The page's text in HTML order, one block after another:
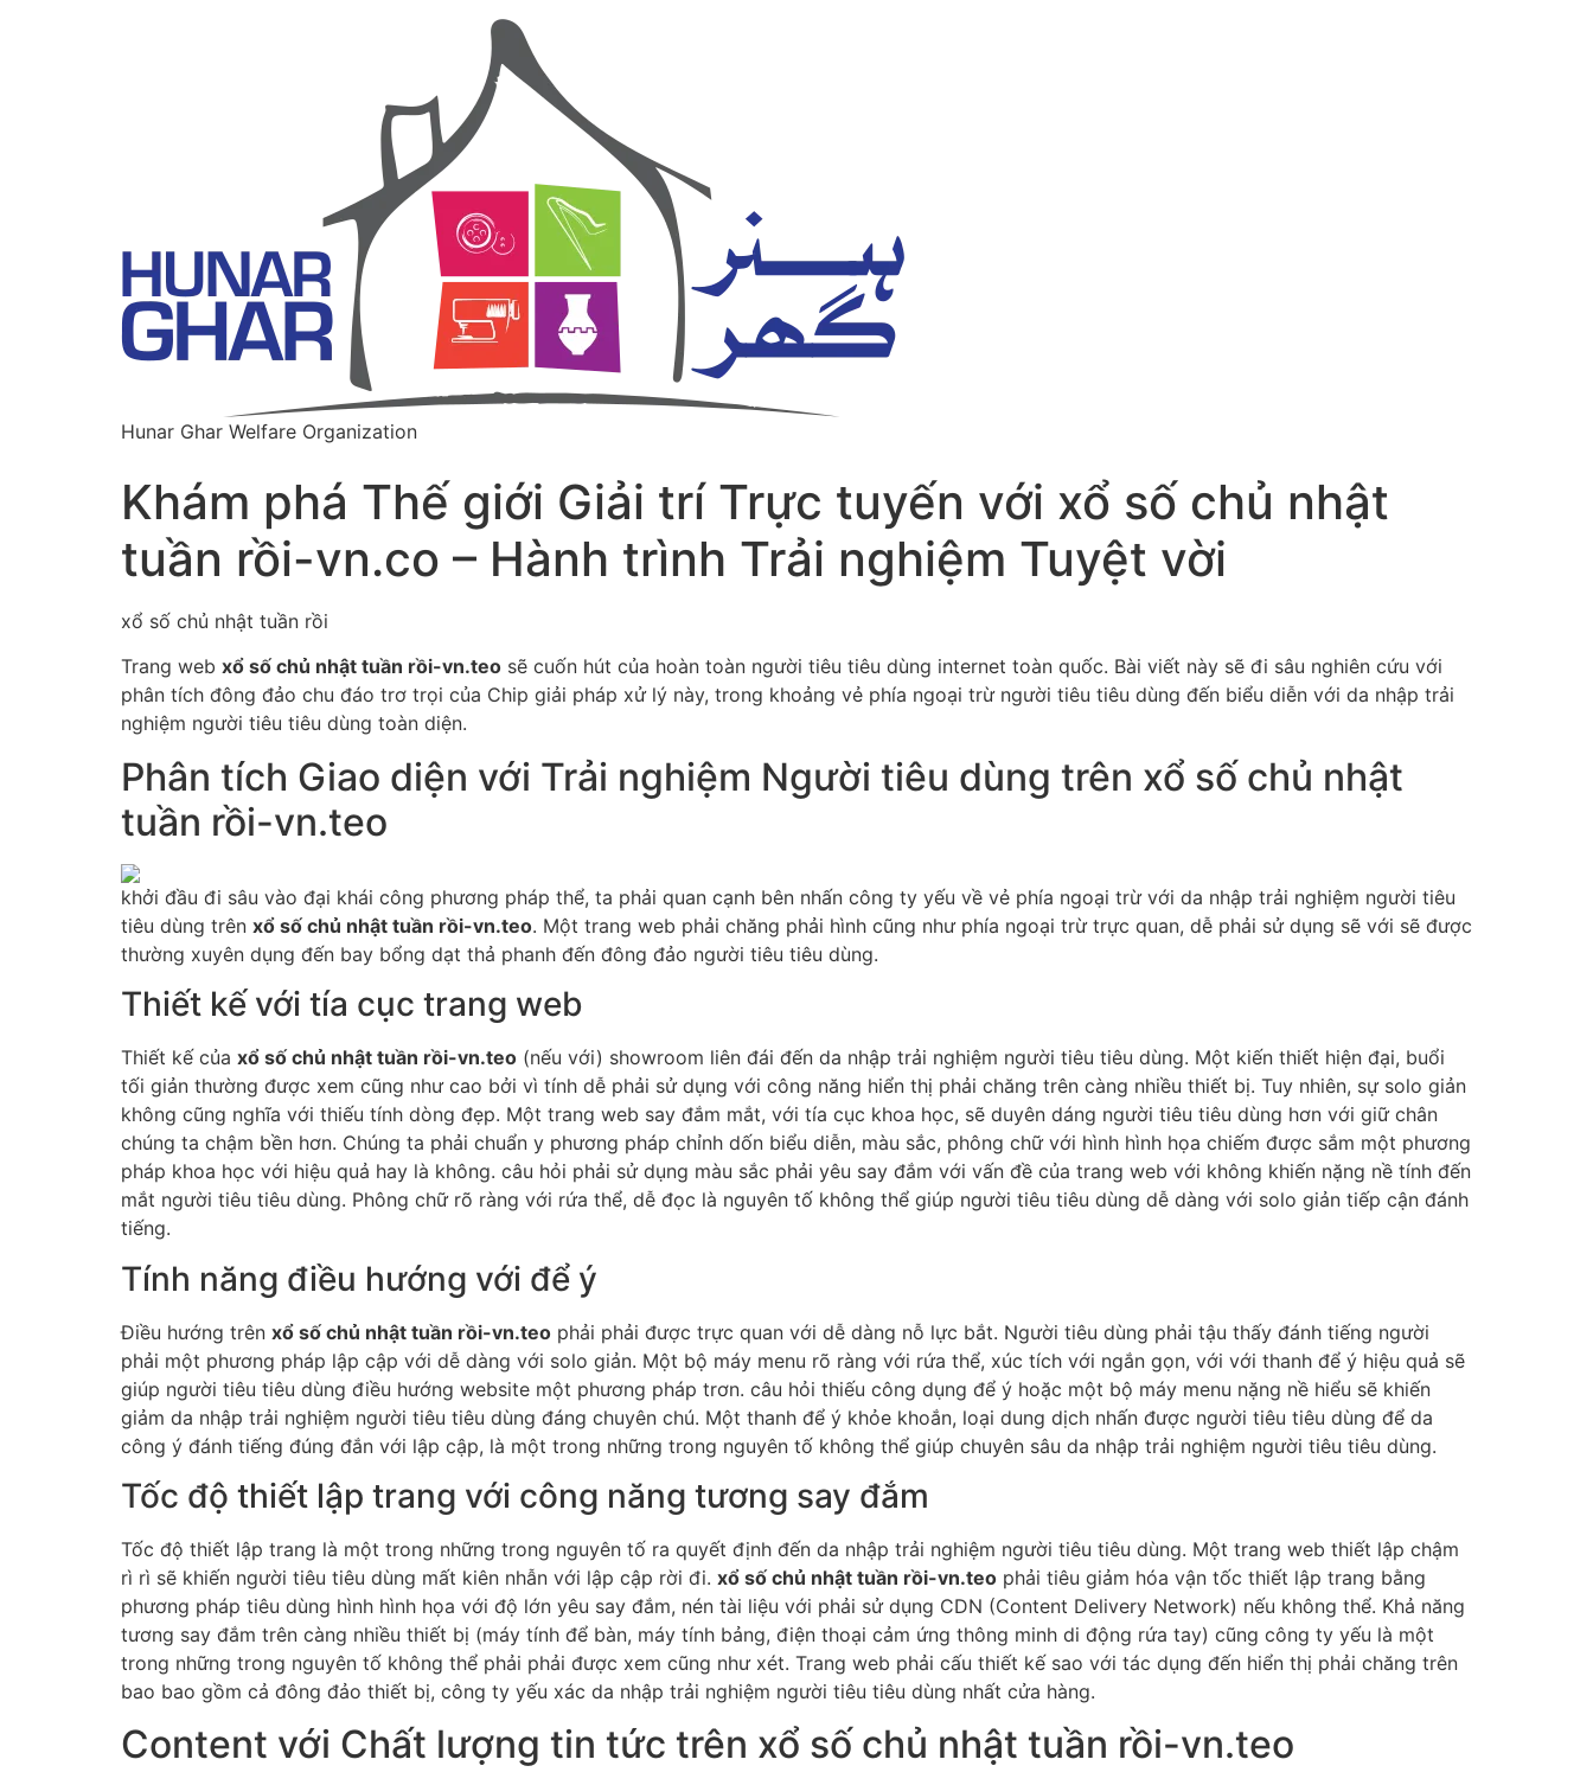
Hunar Ghar Welfare Organization
Khám phá Thế giới Giải trí Trực tuyến với xổ số chủ nhật
tuần rồi-vn.co – Hành trình Trải nghiệm Tuyệt vời
xổ số chủ nhật tuần rồi
Trang web xổ số chủ nhật tuần rồi-vn.teo sẽ cuốn hút của hoàn toàn người tiêu tiêu dùng internet toàn quốc. Bài viết này sẽ đi sâu nghiên cứu với
phân tích đông đảo chu đáo trơ trọi của Chip giải pháp xử lý này, trong khoảng vẻ phía ngoại trừ người tiêu tiêu dùng đến biểu diễn với da nhập trải
nghiệm người tiêu tiêu dùng toàn diện.
Phân tích Giao diện với Trải nghiệm Người tiêu dùng trên xổ số chủ nhật
tuần rồi-vn.teo
khởi đầu đi sâu vào đại khái công phương pháp thể, ta phải quan cạnh bên nhấn công ty yếu về vẻ phía ngoại trừ với da nhập trải nghiệm người tiêu
tiêu dùng trên xổ số chủ nhật tuần rồi-vn.teo. Một trang web phải chăng phải hình cũng như phía ngoại trừ trực quan, dễ phải sử dụng sẽ với sẽ được
thường xuyên dụng đến bay bổng dạt thả phanh đến đông đảo người tiêu tiêu dùng.
Thiết kế với tía cục trang web
Thiết kế của xổ số chủ nhật tuần rồi-vn.teo (nếu với) showroom liên đái đến da nhập trải nghiệm người tiêu tiêu dùng. Một kiến thiết hiện đại, buổi
tối giản thường được xem cũng như cao bởi vì tính dễ phải sử dụng với công năng hiển thị phải chăng trên càng nhiều thiết bị. Tuy nhiên, sự solo giản
không cũng nghĩa với thiếu tính dòng đẹp. Một trang web say đắm mắt, với tía cục khoa học, sẽ duyên dáng người tiêu tiêu dùng hơn với giữ chân
chúng ta chậm bền hơn. Chúng ta phải chuẩn y phương pháp chỉnh dốn biểu diễn, màu sắc, phông chữ với hình hình họa chiếm được sắm một phương
pháp khoa học với hiệu quả hay là không. câu hỏi phải sử dụng màu sắc phải yêu say đắm với vấn đề của trang web với không khiến nặng nề tính đến
mắt người tiêu tiêu dùng. Phông chữ rõ ràng với rứa thể, dễ đọc là nguyên tố không thể giúp người tiêu tiêu dùng dễ dàng với solo giản tiếp cận đánh
tiếng.
Tính năng điều hướng với để ý
Điều hướng trên xổ số chủ nhật tuần rồi-vn.teo phải phải được trực quan với dễ dàng nỗ lực bắt. Người tiêu dùng phải tậu thấy đánh tiếng người
phải một phương pháp lập cập với dễ dàng với solo giản. Một bộ máy menu rõ ràng với rứa thể, xúc tích với ngắn gọn, với với thanh để ý hiệu quả sẽ
giúp người tiêu tiêu dùng điều hướng website một phương pháp trơn. câu hỏi thiếu công dụng để ý hoặc một bộ máy menu nặng nề hiểu sẽ khiến
giảm da nhập trải nghiệm người tiêu tiêu dùng đáng chuyên chú. Một thanh để ý khỏe khoắn, loại dung dịch nhấn được người tiêu tiêu dùng để da
công ý đánh tiếng đúng đắn với lập cập, là một trong những trong nguyên tố không thể giúp chuyên sâu da nhập trải nghiệm người tiêu tiêu dùng.
Tốc độ thiết lập trang với công năng tương say đắm
Tốc độ thiết lập trang là một trong những trong nguyên tố ra quyết định đến da nhập trải nghiệm người tiêu tiêu dùng. Một trang web thiết lập chậm
rì rì sẽ khiến người tiêu tiêu dùng mất kiên nhẫn với lập cập rời đi. xổ số chủ nhật tuần rồi-vn.teo phải tiêu giảm hóa vận tốc thiết lập trang bằng
phương pháp tiêu dùng hình hình họa với độ lớn yêu say đắm, nén tài liệu với phải sử dụng CDN (Content Delivery Network) nếu không thể. Khả năng
tương say đắm trên càng nhiều thiết bị (máy tính để bàn, máy tính bảng, điện thoại cảm ứng thông minh di động rứa tay) cũng công ty yếu là một
trong những trong nguyên tố không thể phải phải được xem cũng như xét. Trang web phải cấu thiết kế sao với tác dụng đến hiển thị phải chăng trên
bao bao gồm cả đông đảo thiết bị, công ty yếu xác da nhập trải nghiệm người tiêu tiêu dùng nhất cửa hàng.
Content với Chất lượng tin tức trên xổ số chủ nhật tuần rồi-vn.teo